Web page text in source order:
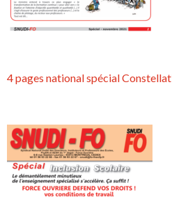
4 pages national spécial